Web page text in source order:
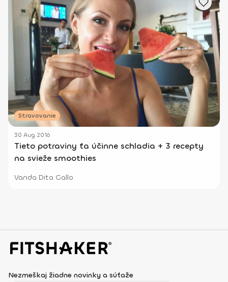
Stravovanie
30 Aug 2016
Tieto potraviny ťa účinne schladia + 3 recepty
na svieže smoothies
Vanda Dita Gallo
Nezmeškaj žiadne novinky a súťaže